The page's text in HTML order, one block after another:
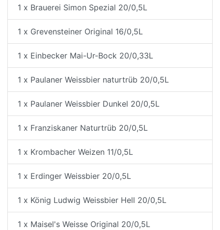
1 x Brauerei Simon Spezial 20/0,5L
1 x Grevensteiner Original 16/0,5L
1 x Einbecker Mai-Ur-Bock 20/0,33L
1 x Paulaner Weissbier naturtrüb 20/0,5L
1 x Paulaner Weissbier Dunkel 20/0,5L
1 x Franziskaner Naturtrüb 20/0,5L
1 x Krombacher Weizen 11/0,5L
1 x Erdinger Weissbier 20/0,5L
1 x König Ludwig Weissbier Hell 20/0,5L
1 x Maisel's Weisse Original 20/0,5L